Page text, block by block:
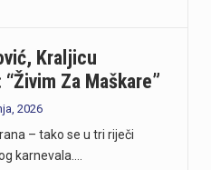
Kraljicu
Za Maškare”
2026
– tako se u tri riječi
karnevala.…